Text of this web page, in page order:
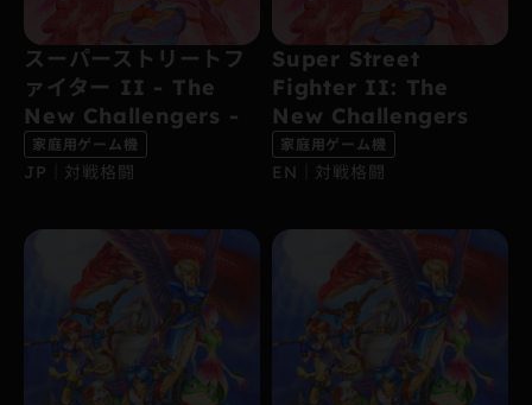
スーパーストリートフ
ァイター II - The
New Challengers -
家庭用ゲーム機
JP｜対戦格闘
Super Street
Fighter II: The
New Challengers
家庭用ゲーム機
EN｜対戦格闘